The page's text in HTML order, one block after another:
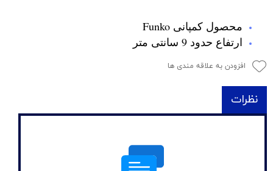
محصول کمپانی Funko
ارتفاع حدود 9 سانتی متر
افزودن به علاقه مندی ها
نظرات